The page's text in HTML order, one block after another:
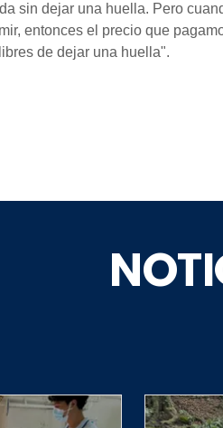
sin dejar una huella. Pero
entonces el precio que
de dejar una huella".